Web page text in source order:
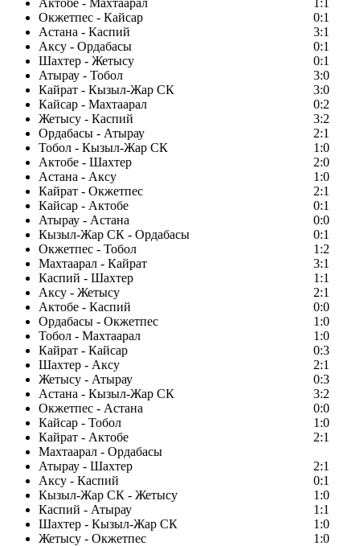
Актобе - Махтаарал
1:1
Окжетпес - Кайсар
0:1
Астана - Каспий
3:1
Аксу - Ордабасы
0:1
Шахтер - Жетысу
0:1
Атырау - Тобол
3:0
Кайрат - Кызыл-Жар СК
3:0
Кайсар - Махтаарал
0:2
Жетысу - Каспий
3:2
Ордабасы - Атырау
2:1
Тобол - Кызыл-Жар СК
1:0
Актобе - Шахтер
2:0
Астана - Аксу
1:0
Кайрат - Окжетпес
2:1
Кайсар - Актобе
0:1
Атырау - Астана
0:0
Кызыл-Жар СК - Ордабасы
0:1
Окжетпес - Тобол
1:2
Махтаарал - Кайрат
3:1
Каспий - Шахтер
1:1
Аксу - Жетысу
2:1
Актобе - Каспий
0:0
Ордабасы - Окжетпес
1:0
Тобол - Махтаарал
1:0
Кайрат - Кайсар
0:3
Шахтер - Аксу
2:1
Жетысу - Атырау
0:3
Астана - Кызыл-Жар СК
3:2
Окжетпес - Астана
0:0
Кайсар - Тобол
1:0
Кайрат - Актобе
2:1
Махтаарал - Ордабасы
Атырау - Шахтер
2:1
Аксу - Каспий
0:1
Кызыл-Жар СК - Жетысу
1:0
Каспий - Атырау
1:1
Шахтер - Кызыл-Жар СК
1:0
Жетысу - Окжетпес
1:0